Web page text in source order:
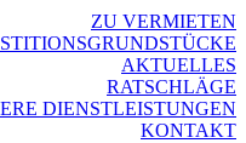
ZU VERMIETEN
AKTUELLES
RATSCHLÄGE
DIENSTLEISTUNGEN
KONTAKT